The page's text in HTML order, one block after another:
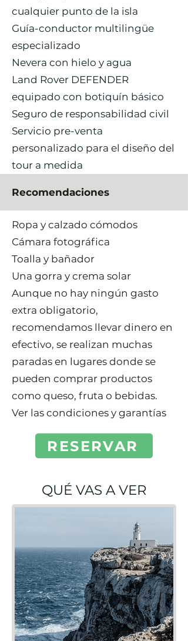
cualquier punto de la isla
Guía-conductor multilingüe
especializado
Nevera con hielo y agua
Land Rover DEFENDER
equipado con botiquín básico
Seguro de responsabilidad civil
Servicio pre-venta
personalizado para el diseño del
tour a medida
Recomendaciones
Ropa y calzado cómodos
Cámara fotográfica
Toalla y bañador
Una gorra y crema solar
Aunque no hay ningún gasto
extra obligatorio,
recomendamos llevar dinero en
efectivo, se realizan muchas
paradas en lugares donde se
pueden comprar productos
como queso, fruta o bebidas.
Ver las condiciones y garantías
RESERVAR
QUÉ VAS A VER